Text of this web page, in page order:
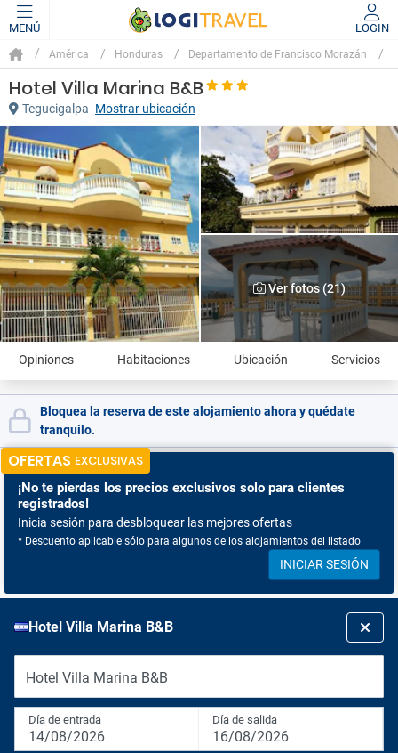
MENÚ LOGIN
América Honduras Departamento de Francisco Morazán
Hotel Villa Marina B&B
Tegucigalpa Mostrar ubicación
Ver fotos (21)
Opiniones Habitaciones Ubicación Servicios
Bloquea la reserva de este alojamiento ahora y quédate
tranquilo.
OFERTAS EXCLUSIVAS
¡No te pierdas los precios exclusivos solo para clientes
registrados!
Inicia sesión para desbloquear las mejores ofertas
* Descuento aplicable sólo para algunos de los alojamientos del listado
INICIAR SESIÓN
Hotel Villa Marina B&B
Hotel Villa Marina B&B
Día de entrada
14/08/2026
Día de salida
16/08/2026